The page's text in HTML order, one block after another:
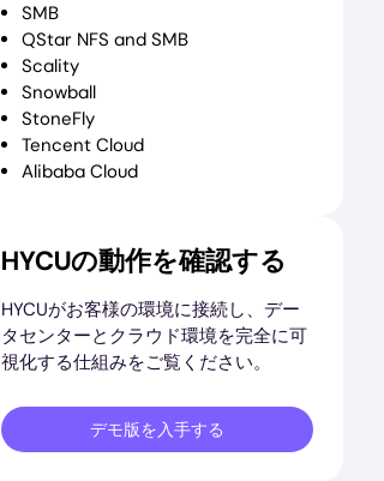
SMB
QStar NFS and SMB
Scality
Snowball
StoneFly
Tencent Cloud
Alibaba Cloud
HYCUの動作を確認する
HYCUがお客様の環境に接続し、デー
タセンターとクラウド環境を完全に可
視化する仕組みをご覧ください。
デモ版を入手する